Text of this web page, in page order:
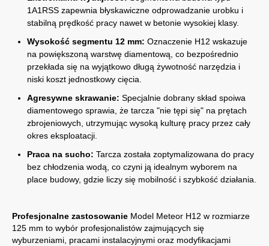
1A1RSS zapewnia błyskawiczne odprowadzanie urobku i
stabilną prędkość pracy nawet w betonie wysokiej klasy.
Wysokość segmentu 12 mm: Oznaczenie H12 wskazuje
na powiększoną warstwę diamentową, co bezpośrednio
przekłada się na wyjątkowo długą żywotność narzędzia i
niski koszt jednostkowy cięcia.
Agresywne skrawanie: Specjalnie dobrany skład spoiwa
diamentowego sprawia, że tarcza "nie tępi się" na prętach
zbrojeniowych, utrzymując wysoką kulturę pracy przez cały
okres eksploatacji.
Praca na sucho: Tarcza została zoptymalizowana do pracy
bez chłodzenia wodą, co czyni ją idealnym wyborem na
place budowy, gdzie liczy się mobilność i szybkość działania.
Profesjonalne zastosowanie Model Meteor H12 w rozmiarze
125 mm to wybór profesjonalistów zajmujących się
wyburzeniami, pracami instalacyjnymi oraz modyfikacjami